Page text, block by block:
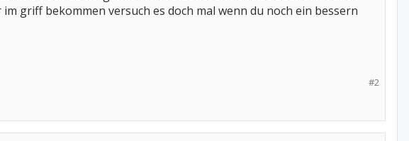
griff bekommen versuch es doch mal wenn du noch ein bessern
#2